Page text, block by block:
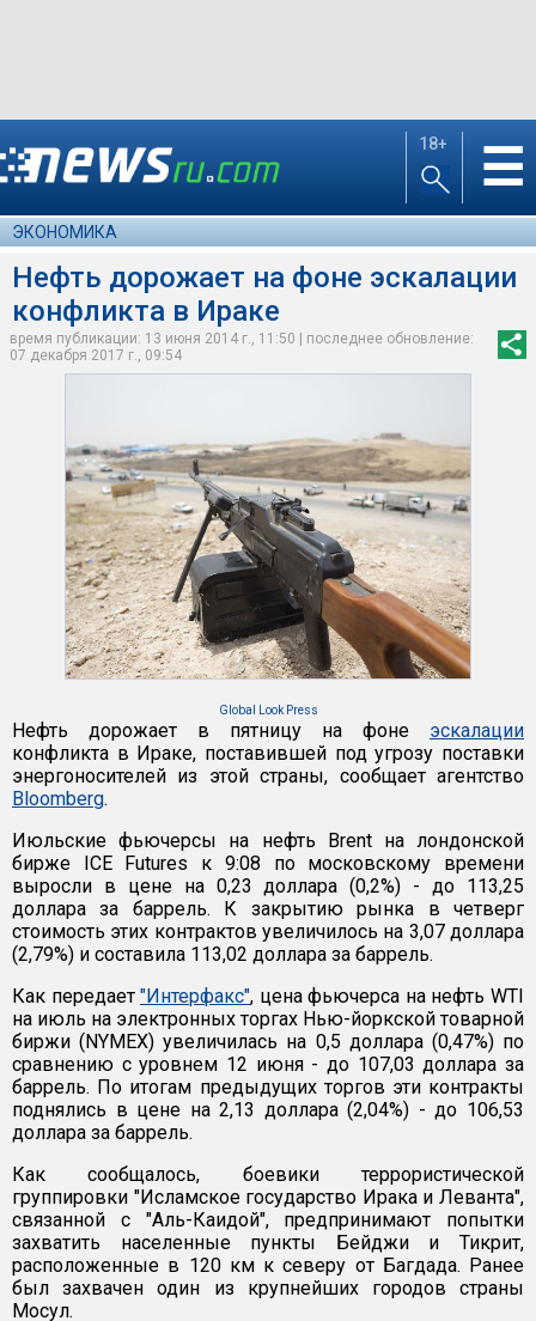
18+ ☰
ЭКОНОМИКА
Нефть дорожает на фоне эскалации
конфликта в Ираке
время публикации: 13 июня 2014 г., 11:50 | последнее обновление:
07 декабря 2017 г., 09:54
Global Look Press
Нефть дорожает в пятницу на фоне эскалации
конфликта в Ираке, поставившей под угрозу поставки
энергоносителей из этой страны, сообщает агентство
Bloomberg.
Июльские фьючерсы на нефть Brent на лондонской
бирже ICE Futures к 9:08 по московскому времени
выросли в цене на 0,23 доллара (0,2%) - до 113,25
доллара за баррель. К закрытию рынка в четверг
стоимость этих контрактов увеличилось на 3,07 доллара
(2,79%) и составила 113,02 доллара за баррель.
Как передает"Интерфакс", цена фьючерса на нефть WTI
на июль на электронных торгах Нью-йоркской товарной
биржи (NYMEX) увеличилась на 0,5 доллара (0,47%) по
сравнению с уровнем 12 июня - до 107,03 доллара за
баррель. По итогам предыдущих торгов эти контракты
поднялись в цене на 2,13 доллара (2,04%) - до 106,53
доллара за баррель.
Как сообщалось, боевики террористической
группировки "Исламское государство Ирака и Леванта",
связанной с "Аль-Каидой", предпринимают попытки
захватить населенные пункты Бейджи и Тикрит,
расположенные в 120 км к северу от Багдада. Ранее
был захвачен один из крупнейших городов страны
Мосул.